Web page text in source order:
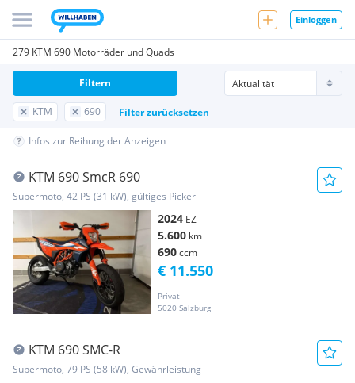
Einloggen
279 KTM 690 Motorräder und Quads
KTM 690 Filter zurücksetzen
Filtern
Infos zur Reihung der Anzeigen
KTM 690 SmcR 690
Supermoto, 42 PS (31 kW), gültiges Pickerl
2024 EZ
5.600 km
690ccm
Privat
5020 Salzburg
€ 11.550
KTM 690 SMC-R
Supermoto, 79 PS (58 kW), Gewährleistung